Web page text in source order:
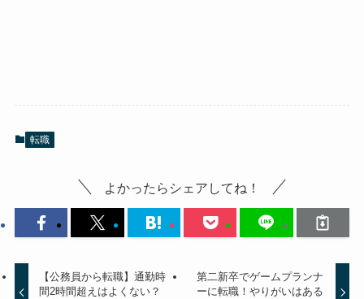
転職
よかったらシェアしてね！
【公務員から転職】通勤時
間2時間超えはよくない？
第二新卒でゲームプランナ
ーに転職！やりがいはある